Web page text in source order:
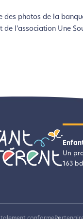
des photos de la
de l’association Une
Un
163